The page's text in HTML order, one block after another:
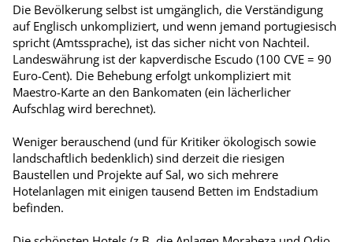
Die Bevölkerung selbst ist umgänglich, die Verständigung
auf Englisch unkompliziert, und wenn jemand portugiesisch
spricht (Amtssprache), ist das sicher nicht von Nachteil.
Landeswährung ist der kapverdische Escudo (100 CVE = 90
Euro-Cent). Die Behebung erfolgt unkompliziert mit
Maestro-Karte an den Bankomaten (ein lächerlicher
Aufschlag wird berechnet).
Weniger berauschend (und für Kritiker ökologisch sowie
landschaftlich bedenklich) sind derzeit die riesigen
Baustellen und Projekte auf Sal, wo sich mehrere
Hotelanlagen mit einigen tausend Betten im Endstadium
befinden.